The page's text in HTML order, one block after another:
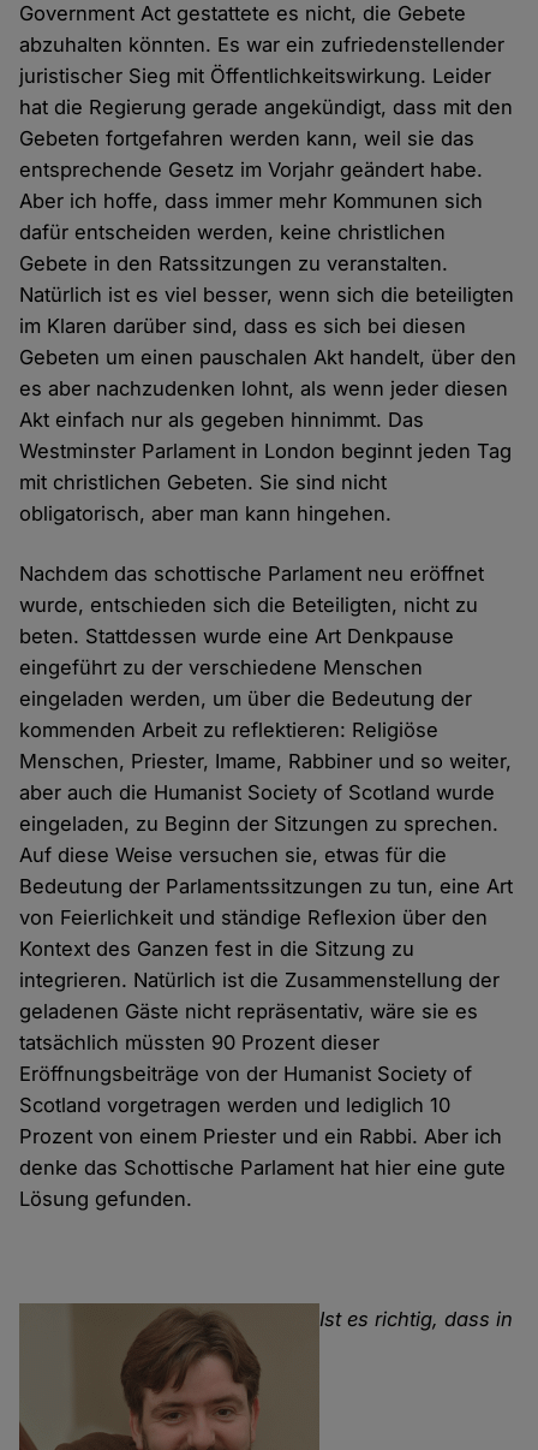
Government Act gestattete es nicht, die Gebete
abzuhalten könnten. Es war ein zufriedenstellender
juristischer Sieg mit Öffentlichkeitswirkung. Leider
hat die Regierung gerade angekündigt, dass mit den
Gebeten fortgefahren werden kann, weil sie das
entsprechende Gesetz im Vorjahr geändert habe.
Aber ich hoffe, dass immer mehr Kommunen sich
dafür entscheiden werden, keine christlichen
Gebete in den Ratssitzungen zu veranstalten.
Natürlich ist es viel besser, wenn sich die beteiligten
im Klaren darüber sind, dass es sich bei diesen
Gebeten um einen pauschalen Akt handelt, über den
es aber nachzudenken lohnt, als wenn jeder diesen
Akt einfach nur als gegeben hinnimmt. Das
Westminster Parlament in London beginnt jeden Tag
mit christlichen Gebeten. Sie sind nicht
obligatorisch, aber man kann hingehen.
Nachdem das schottische Parlament neu eröffnet
wurde, entschieden sich die Beteiligten, nicht zu
beten. Stattdessen wurde eine Art Denkpause
eingeführt zu der verschiedene Menschen
eingeladen werden, um über die Bedeutung der
kommenden Arbeit zu reflektieren: Religiöse
Menschen, Priester, Imame, Rabbiner und so weiter,
aber auch die Humanist Society of Scotland wurde
eingeladen, zu Beginn der Sitzungen zu sprechen.
Auf diese Weise versuchen sie, etwas für die
Bedeutung der Parlamentssitzungen zu tun, eine Art
von Feierlichkeit und ständige Reflexion über den
Kontext des Ganzen fest in die Sitzung zu
integrieren. Natürlich ist die Zusammenstellung der
geladenen Gäste nicht repräsentativ, wäre sie es
tatsächlich müssten 90 Prozent dieser
Eröffnungsbeiträge von der Humanist Society of
Scotland vorgetragen werden und lediglich 10
Prozent von einem Priester und ein Rabbi. Aber ich
denke das Schottische Parlament hat hier eine gute
Lösung gefunden.
Ist es richtig, dass in